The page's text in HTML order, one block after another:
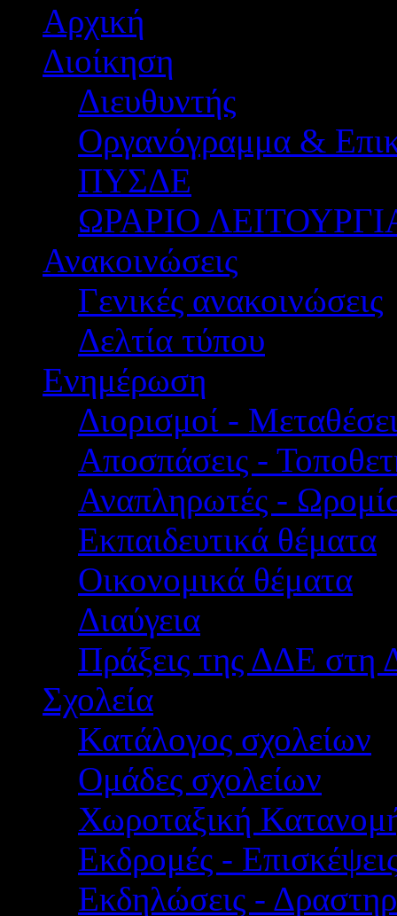
Αρχική
Διοίκηση
Διευθυντής
Οργανόγραμμα &
ΠΥΣΔΕ
ΩΡΑΡΙΟ
Ανακοινώσεις
Γενικές ανακοινώσεις
Δελτία τύπου
Ενημέρωση
Διορισμοί -
Αποσπάσεις -
Αναπληρωτές -
Εκπαιδευτικά θέματα
Οικονομικά θέματα
Διαύγεια
Πράξεις της ΔΔΕ στη
Σχολεία
Κατάλογος σχολείων
Ομάδες σχολείων
Χωροταξική
Εκδρομές -
Εκδηλώσεις -